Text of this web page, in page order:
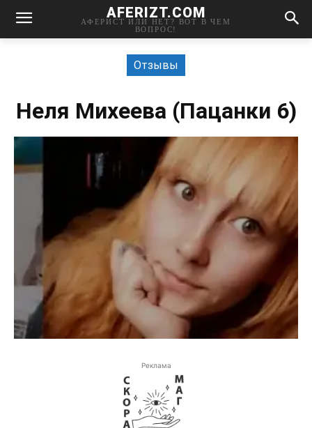
AFERIZT.COM
АФЕРИСТ ИЛИ НЕТ? ВОТ В ЧЕМ
ВОПРОС!
Отзывы
Неля Михеева (Пацанки 6)
Реклама